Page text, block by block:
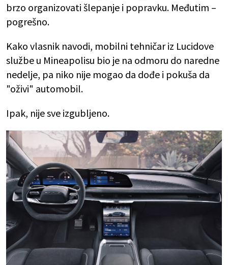
brzo organizovati šlepanje i popravku. Međutim –
pogrešno.
Kako vlasnik navodi, mobilni tehničar iz Lucidove
službe u Mineapolisu bio je na odmoru do naredne
nedelje, pa niko nije mogao da dođe i pokuša da
"oživi" automobil.
Ipak, nije sve izgubljeno.